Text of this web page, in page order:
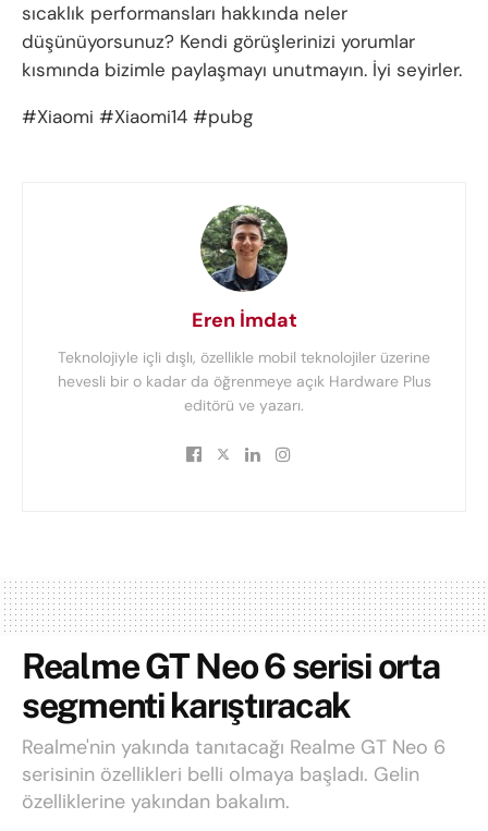
sıcaklık performansları hakkında neler
düşünüyorsunuz? Kendi görüşlerinizi yorumlar
kısmında bizimle paylaşmayı unutmayın. İyi seyirler.
#Xiaomi #Xiaomi14 #pubg
Eren İmdat
Teknolojiyle içli dışlı, özellikle mobil teknolojiler üzerine
hevesli bir o kadar da öğrenmeye açık Hardware Plus
editörü ve yazarı.
Realme GT Neo 6 serisi orta
segmenti karıştıracak
Realme'nin yakında tanıtacağı Realme GT Neo 6
serisinin özellikleri belli olmaya başladı. Gelin
özelliklerine yakından bakalım.